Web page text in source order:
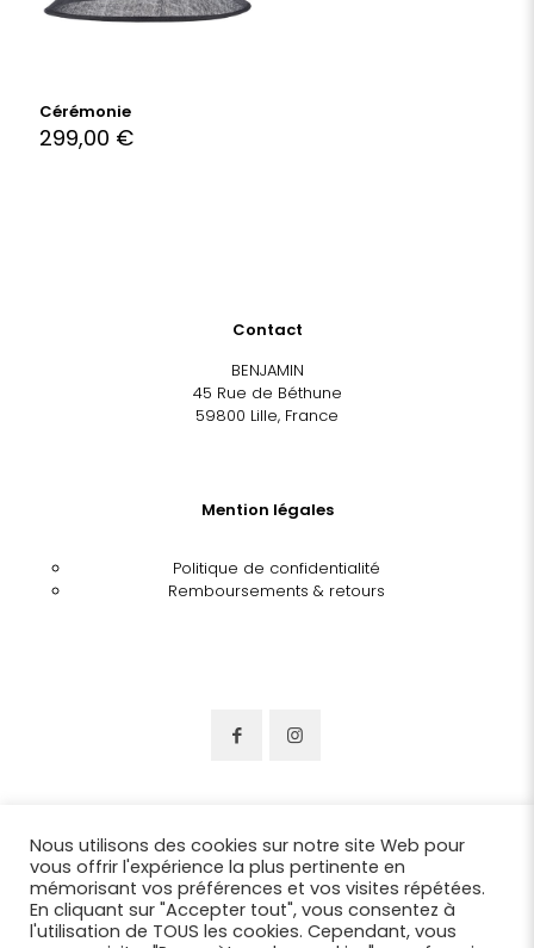
Cérémonie
299,00 €
Contact
BENJAMIN
45 Rue de Béthune
59800 Lille, France
Mention légales
Politique de confidentialité
Remboursements & retours
Nous utilisons des cookies sur notre site Web pour
vous offrir l'expérience la plus pertinente en
mémorisant vos préférences et vos visites répétées.
En cliquant sur "Accepter tout", vous consentez à
l'utilisation de TOUS les cookies. Cependant, vous